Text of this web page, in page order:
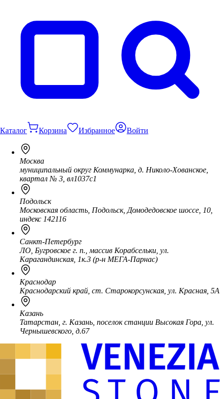
Каталог Корзина Избранное Войти
Москва
муниципальный округ Коммунарка, д. Николо-Хованское,
квартал № 3, вл1037с1
Подольск
Московская область, Подольск, Домодедовское шоссе, 10,
индекс 142116
Санкт-Петербург
ЛО, Бугровское г. п., массив Корабсельки, ул.
Карагандинская, 1к.3 (р-н МЕГА-Парнас)
Краснодар
Краснодарский край, ст. Старокорсунская, ул. Красная, 5А
Казань
Татарстан, г. Казань, поселок станции Высокая Гора, ул.
Чернышевского, д.67